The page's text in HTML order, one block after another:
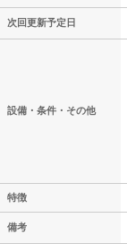
次回更新予定日
設備・条件・その他
特徴
備考